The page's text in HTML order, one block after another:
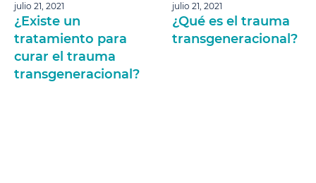
julio 21, 2021
¿Existe un
tratamiento para
curar el trauma
transgeneracional?
julio 21, 2021
¿Qué es el trauma
transgeneracional?